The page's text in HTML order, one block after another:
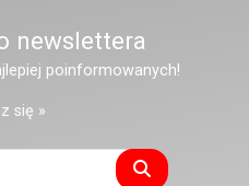
newslettera
poinformowanych!
się »